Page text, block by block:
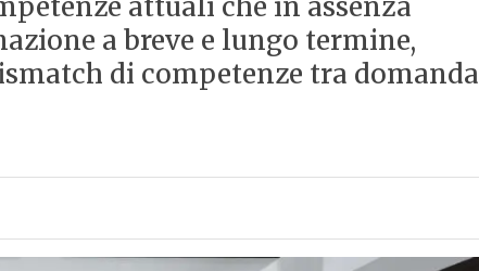
attuali che in assenza
a breve e lungo termine,
di competenze tra domanda